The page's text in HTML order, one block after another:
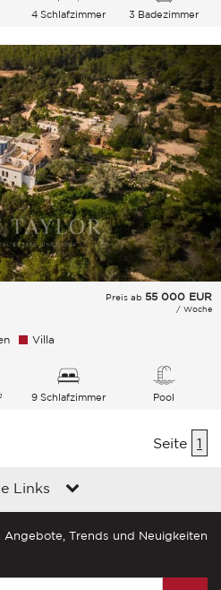
4 Schlafzimmer 3 Badezimmer
Preis ab 55 000 EUR
/ Woche
Villa
9 Schlafzimmer Pool
Seite 1
Links
Angebote, Trends und Neuigkeiten